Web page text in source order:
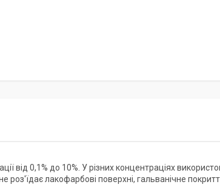
від 0,1% до 10%. У різних концентраціях
лакофарбові поверхні, гальванічне